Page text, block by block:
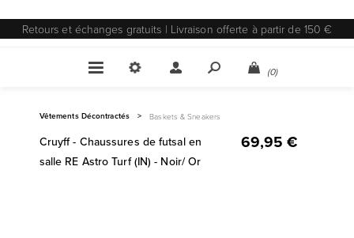
Retours et échanges gratuits | Livraison offerte à partir de 150 €
(0)
Vêtements Décontractés > Baskets & Sneakers
Cruyff - Chaussures de futsal en
salle RE Astro Turf (IN) - Noir/ Or
69,95 €